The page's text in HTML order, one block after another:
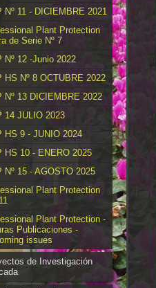
Nº 11 - DICIEMBRE 2021
Plant Protection
de Serie Nº 7
Nº 12 -Junio 2022
HS Nº 8 OCTUBRE 2022
Nº 13 DICIEMBRE 2022
14 JULIO 2023
HS 9 - JUNIO 2024
HS 10 - ENERO 2025
Nº 15 - AGOSTO 2025
Plant Protection
Plant Protection -
Publicaciones -
issues
de Investigación